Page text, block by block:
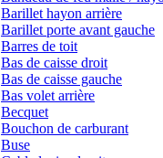
Barillet hayon arrière
Barillet porte avant gauche
Barres de toit
Bas de caisse droit
Bas de caisse gauche
Bas volet arrière
Becquet
Bouchon de carburant
Buse